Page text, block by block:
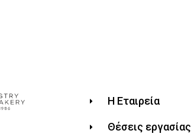
Η Εταιρεία
Θέσεις εργασίας